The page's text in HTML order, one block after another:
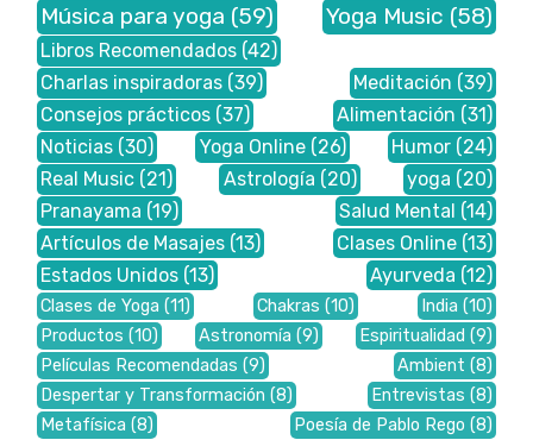
Música para yoga (59) Yoga Music (58)
Libros Recomendados (42)
Charlas inspiradoras (39) Meditación (39)
Consejos prácticos (37) Alimentación (31)
Noticias (30) Yoga Online (26) Humor (24)
Real Music (21) Astrología (20) yoga (20)
Pranayama (19) Salud Mental (14)
Artículos de Masajes (13) Clases Online (13)
Estados Unidos (13) Ayurveda (12)
Clases de Yoga (11) Chakras (10) India (10)
Productos (10) Astronomía (9) Espiritualidad (9)
Películas Recomendadas (9) Ambient (8)
Despertar y Transformación (8) Entrevistas (8)
Metafísica (8) Poesía de Pablo Rego (8)